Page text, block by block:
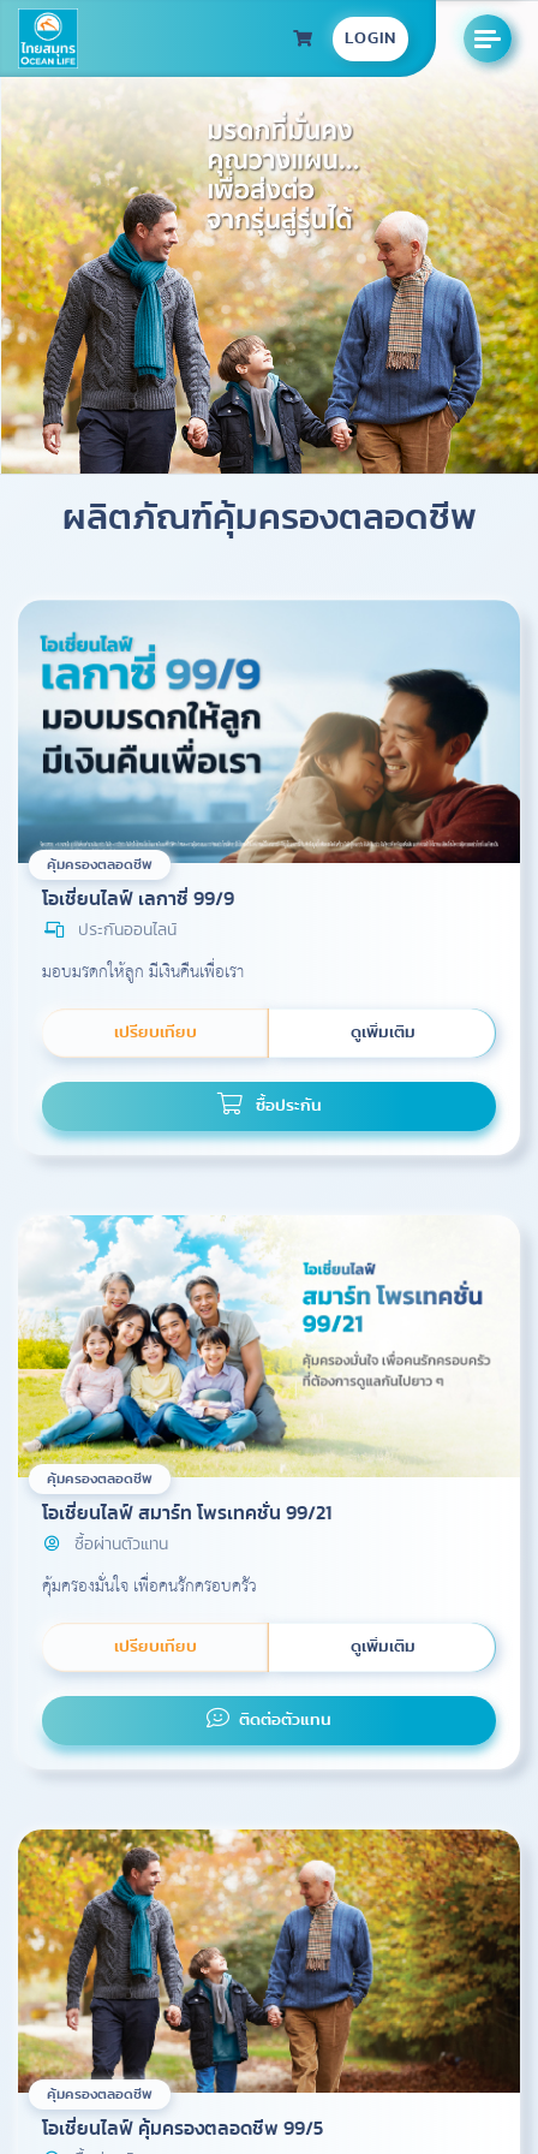
LOGIN
ผลิตภัณฑ์คุ้มครองตลอดชีพ
คุ้มครองตลอดชีพ
โอเชี่ยนไลฟ์ เลกาซี่ 99/9
ประกันออนไลน์
มอบมรดกให้ลูก มีเงินคืนเพื่อเรา
เปรียบเทียบ ดูเพิ่มเติม
ซื้อประกัน
คุ้มครองตลอดชีพ
โอเชี่ยนไลฟ์ สมาร์ท โพรเทคชั่น 99/21
ซื้อผ่านตัวแทน
คุ้มครองมั่นใจ เพื่อคนรักครอบครัว
เปรียบเทียบ ดูเพิ่มเติม
ติดต่อตัวแทน
คุ้มครองตลอดชีพ
โอเชี่ยนไลฟ์ คุ้มครองตลอดชีพ 99/5